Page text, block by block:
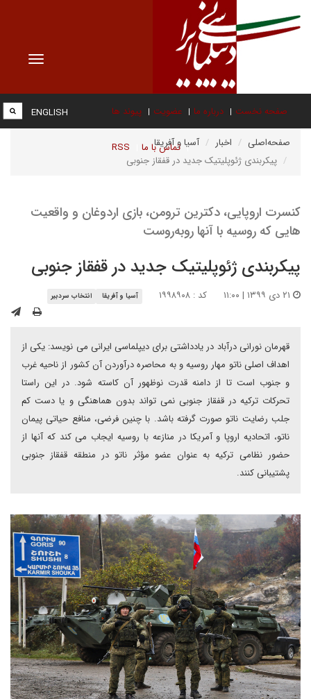
Toggle
صفحه نخست درباره ما عضویت پیوند ها
تماس با ما RSS
ENGLISH
صفحه‌اصلی اخبار
آسیا و آفریقا
پیکربندی ژئوپلیتیک جدید در قفقاز جنوبی
کنسرت اروپایی، دکترین ترومن، بازی اردوغان و واقعیت
هایی که روسیه با آنها روبه‌روست
پیکربندی ژئوپلیتیک جدید در قفقاز جنوبی
کد : ۱۹۹۸۹۰۸ آسیا و آفریقا انتخاب سردبیر
قهرمان نورانی درآباد در یادداشتی برای دیپلماسی ایرانی می نویسد: یکی از
اهداف اصلی ناتو مهار روسیه و به محاصره درآوردن آن کشور از ناحیه غرب
و جنوب است تا از دامنه قدرت نوظهور آن کاسته شود. در این راستا
تحرکات ترکیه در قفقاز جنوبی نمی تواند بدون هماهنگی و یا دست کم
جلب رضایت ناتو صورت گرفته باشد. با چنین فرضی، منافع حیاتی پیمان
ناتو، اتحادیه اروپا و آمریکا در منازعه با روسیه ایجاب می کند که آنها از
حضور نظامی ترکیه به عنوان عضو مؤثر ناتو در منطقه قفقاز جنوبی
پشتیبانی کنند.